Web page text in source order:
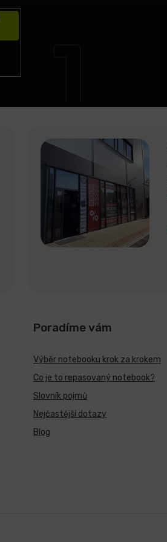
Poradíme vám
Výběr notebooku krok za krokem
Co je to repasovaný notebook?
Slovník pojmů
Nejčastější dotazy
Blog